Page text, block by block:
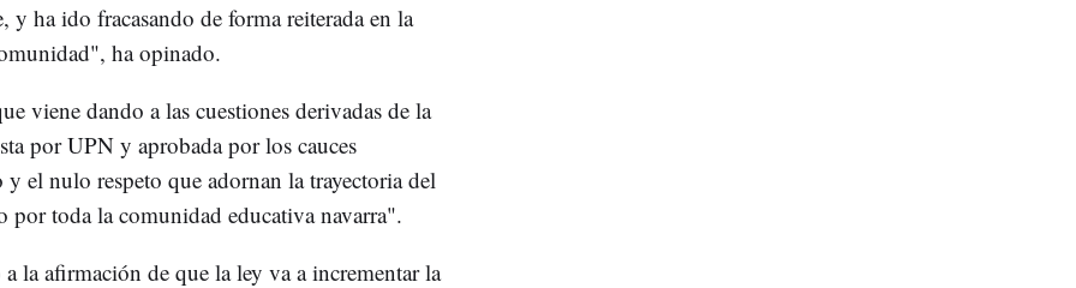
ha ido fracasando de forma reiterada en la
ha opinado.
viene dando a las cuestiones derivadas de la
por UPN y aprobada por los cauces
y el nulo respeto que adornan la trayectoria del
por toda la comunidad educativa navarra".
la afirmación de que la ley va a incrementar la